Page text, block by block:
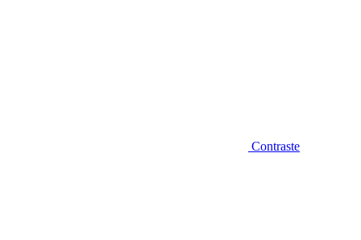
Contraste